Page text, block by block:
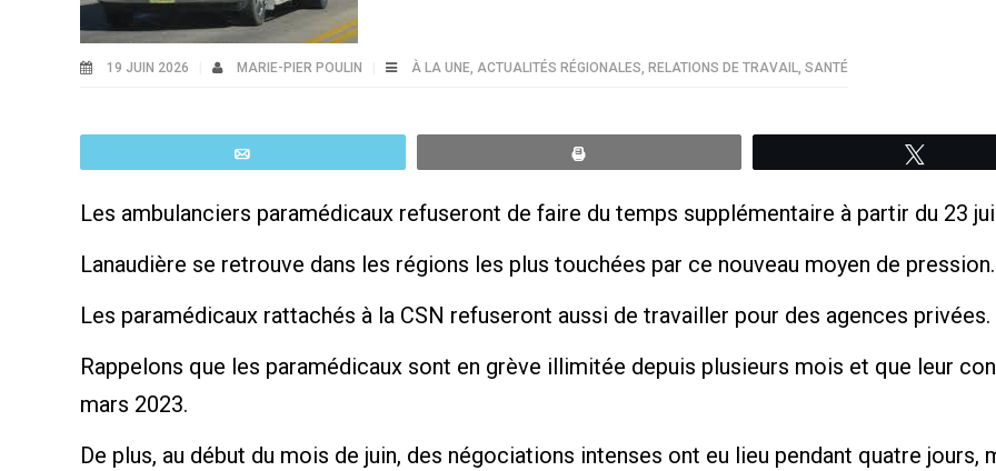
19 JUIN 2026 MARIE-PIER POULIN À LA UNE, ACTUALITÉS RÉGIONALES, RELATIONS DE TRAVAIL, SANTÉ
Les ambulanciers paramédicaux refuseront de faire du temps supplémentaire à partir du 23
Lanaudière se retrouve dans les régions les plus touchées par ce nouveau moyen de pression.
Les paramédicaux rattachés à la CSN refuseront aussi de travailler pour des agences privées.
Rappelons que les paramédicaux sont en grève illimitée depuis plusieurs mois et que leur
mars 2023.
De plus, au début du mois de juin, des négociations intenses ont eu lieu pendant quatre jours,